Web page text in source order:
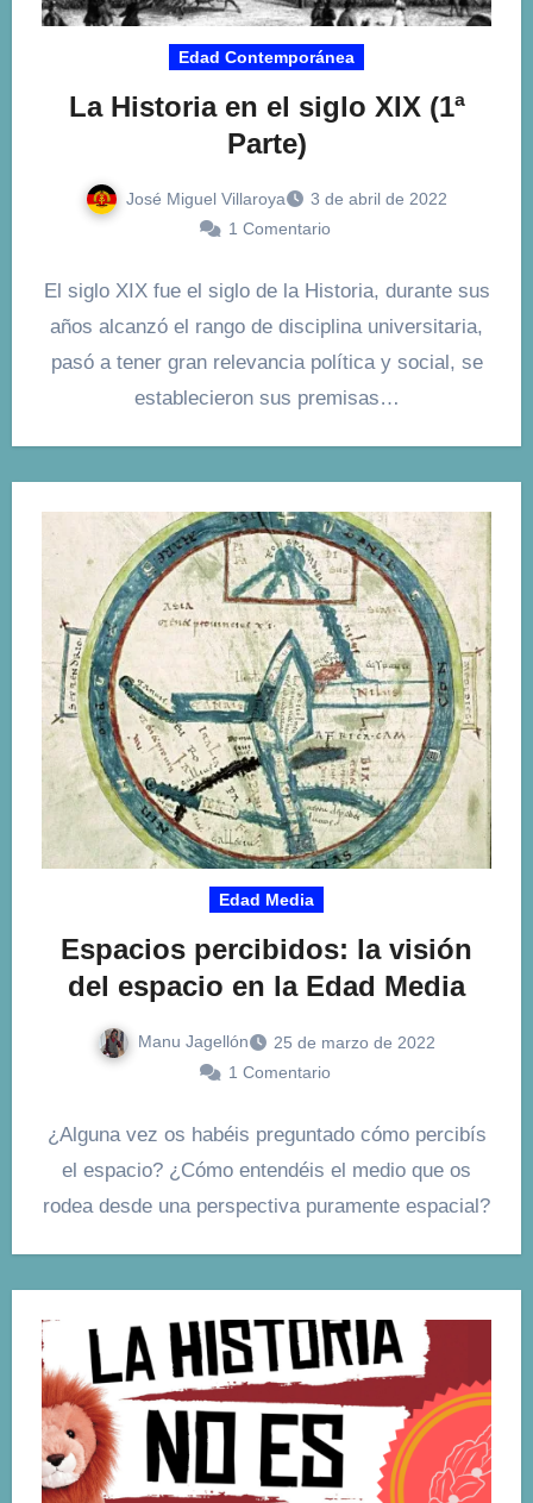
Edad Contemporánea
La Historia en el siglo XIX (1ª
Parte)
José Miguel Villaroya
3 de abril de 2022
1 Comentario
El siglo XIX fue el siglo de la Historia, durante sus
años alcanzó el rango de disciplina universitaria,
pasó a tener gran relevancia política y social, se
establecieron sus premisas…
Edad Media
Espacios percibidos: la visión
del espacio en la Edad Media
Manu Jagellón
25 de marzo de 2022
1 Comentario
¿Alguna vez os habéis preguntado cómo percibís
el espacio? ¿Cómo entendéis el medio que os
rodea desde una perspectiva puramente espacial?